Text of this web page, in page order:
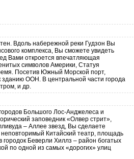
Вдоль набережной реки Гудзон Вы
комплекса, Вы сможете увидеть
Вами откроется впечатляющая
символов Америки, Статуя
Посетив Южный Морской порт,
зданию ООН. В центральной части города
и др.
Большого Лос-Анджелеса и
заповедник «Олвер стрит»,
– Аллее звезд, Вы сделаете
Китайский театр, площадь
городок Беверли Хиллз – район богатых
по одной из самых «дорогих» улиц